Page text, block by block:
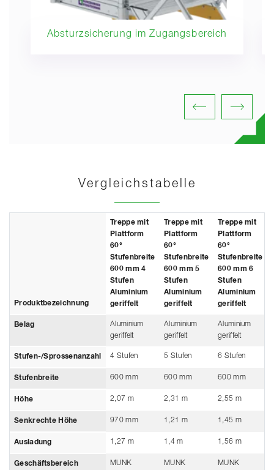
Absturzsicherung im Zugangsbereich
Vergleichstabelle
Produktbezeichnung
Treppe mit
Plattform
60°
Stufenbreite
600 mm 4
Stufen
Aluminium
geriffelt
Treppe mit
Plattform
60°
Stufenbreite
600 mm 5
Stufen
Aluminium
geriffelt
Treppe mit
Plattform
60°
Stufenbreite
600 mm 6
Stufen
Aluminium
geriffelt
Belag
Aluminium
geriffelt
Aluminium
geriffelt
Aluminium
geriffelt
Stufen-/Sprossenanzahl 4 Stufen 5 Stufen 6 Stufen
Stufenbreite 600 mm 600 mm 600 mm
Höhe 2,07 m 2,31 m 2,55 m
Senkrechte Höhe 970 mm 1,21 m 1,45 m
Ausladung 1,27 m 1,4 m 1,56 m
Geschäftsbereich
MUNK
MUNK
MUNK